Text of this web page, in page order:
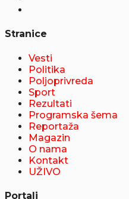
Stranice
Vesti
Politika
Poljoprivreda
Sport
Rezultati
Programska šema
Reportaža
Magazin
O nama
Kontakt
UŽIVO
Portali